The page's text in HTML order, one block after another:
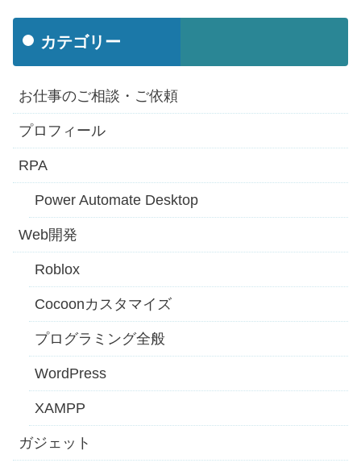
カテゴリー
お仕事のご相談・ご依頼
プロフィール
RPA
Power Automate Desktop
Web開発
Roblox
Cocoonカスタマイズ
プログラミング全般
WordPress
XAMPP
ガジェット